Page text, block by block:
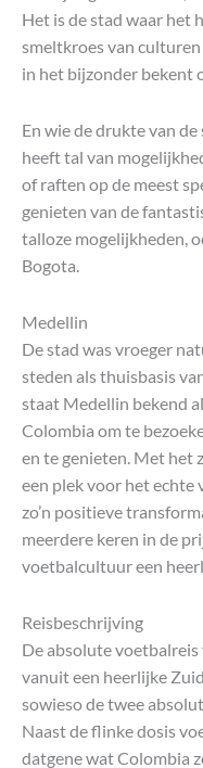
Het is de stad waar het
smeltkroes van
in het bijzonder bekent
En wie de drukte van
heeft tal van
of raften op de meest
genieten van de
talloze mogelijkheden,
Bogota.
Medellin
De stad was vroeger
steden als thuisbasis
staat Medellin bekend
Colombia om te
en te genieten. Met het
een plek voor het echte
zo’n positieve
meerdere keren in de
voetbalcultuur een
Reisbeschrijving
De absolute
vanuit een heerlijke
sowieso de twee
Naast de flinke dosis
datgene wat Colombia